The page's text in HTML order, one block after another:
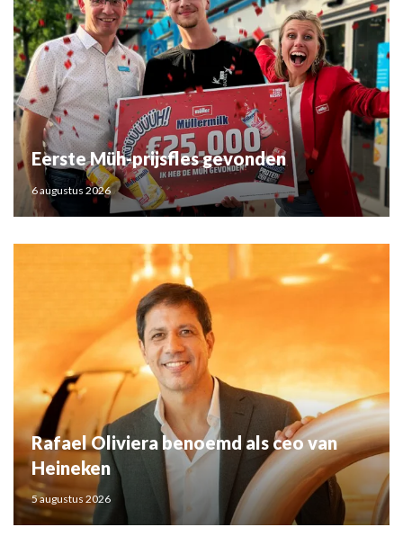
Eerste Müh-prijsfles gevonden
6 augustus 2026
Rafael Oliviera benoemd als ceo van
Heineken
5 augustus 2026